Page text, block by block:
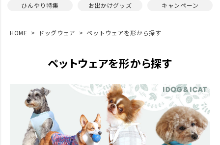
ひんやり特集
お出かけグッズ キャンペーン
HOME ドッグウェア ペットウェアを形から探す
ペットウェアを形から探す